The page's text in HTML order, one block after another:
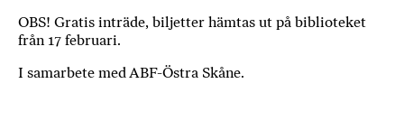
OBS! Gratis inträde, biljetter hämtas ut på biblioteket
från 17 februari.
I samarbete med ABF-Östra Skåne.